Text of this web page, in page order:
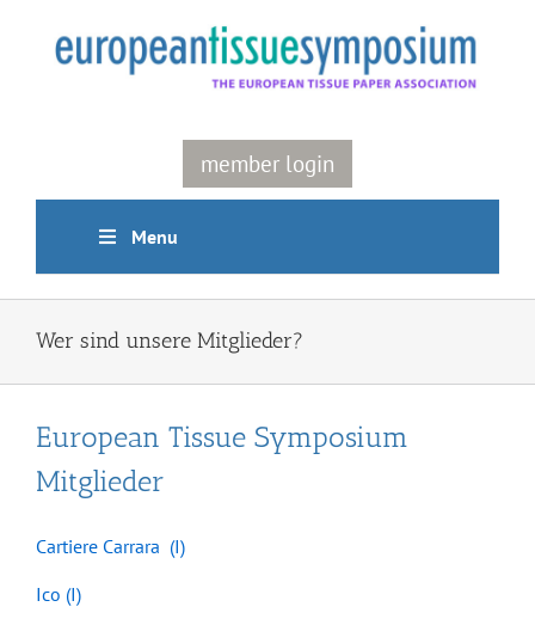
content
member login
Menu
Wer sind unsere Mitglieder?
European Tissue Symposium
Mitglieder
Cartiere Carrara (I)
Ico (I)